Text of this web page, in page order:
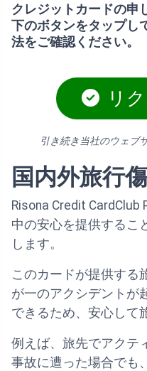
クレジットカードの申
下のボタンをタップし
法をご確認ください。
リ
引き続き当社のウェブ
国内外旅行
Risona Credit
中の安心を提供するこ
します。
このカードが提供する
が一のアクシデントが
できるため、安心して
例えば、旅先でアクテ
事故に遭った場合でも